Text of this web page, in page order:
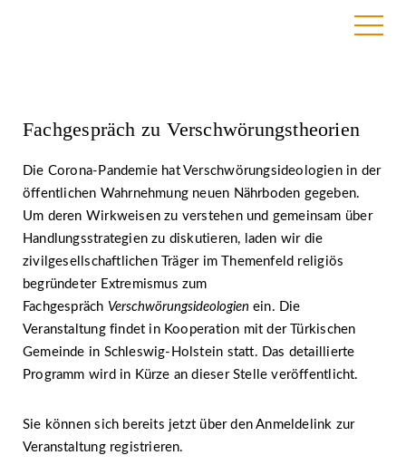
Fachgespräch zu Verschwörungstheorien
Die Corona-Pandemie hat Verschwörungsideologien in der
öffentlichen Wahrnehmung neuen Nährboden gegeben.
Um deren Wirkweisen zu verstehen und gemeinsam über
Handlungsstrategien zu diskutieren, laden wir die
zivilgesellschaftlichen Träger im Themenfeld religiös
begründeter Extremismus zum
Fachgespräch Verschwörungsideologien ein. Die
Veranstaltung findet in Kooperation mit der Türkischen
Gemeinde in Schleswig-Holstein statt. Das detaillierte
Programm wird in Kürze an dieser Stelle veröffentlicht.
Sie können sich bereits jetzt über den Anmeldelink zur
Veranstaltung registrieren.